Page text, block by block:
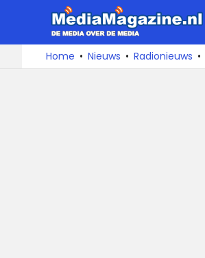
naar
De
media
over
Home Nieuws Radionieuws